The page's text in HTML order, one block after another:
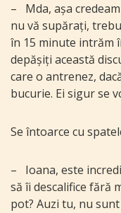
–
Mda, așa
nu vă supărați,
în 15 minute intrăm
depășiți această
care o antrenez,
bucurie. Ei sigur se
Se întoarce cu
–
Ioana, este
să îi descalifice fără
pot? Auzi tu, nu